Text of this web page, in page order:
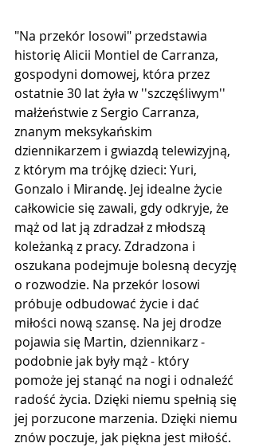
"Na przekór losowi" przedstawia
historię Alicii Montiel de Carranza,
gospodyni domowej, która przez
ostatnie 30 lat żyła w ''szczęśliwym''
małżeństwie z Sergio Carranza,
znanym meksykańskim
dziennikarzem i gwiazdą telewizyjną,
z którym ma trójkę dzieci: Yuri,
Gonzalo i Mirandę. Jej idealne życie
całkowicie się zawali, gdy odkryje, że
mąż od lat ją zdradzał z młodszą
koleżanką z pracy. Zdradzona i
oszukana podejmuje bolesną decyzję
o rozwodzie. Na przekór losowi
próbuje odbudować życie i dać
miłości nową szansę. Na jej drodze
pojawia się Martin, dziennikarz -
podobnie jak były mąż - który
pomoże jej stanąć na nogi i odnaleźć
radość życia. Dzięki niemu spełnią się
jej porzucone marzenia. Dzięki niemu
znów poczuje, jak piękna jest miłość.